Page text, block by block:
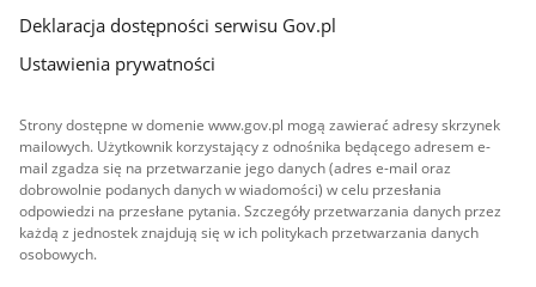
Deklaracja dostępności serwisu Gov.pl
Ustawienia prywatności
Strony dostępne w domenie www.gov.pl mogą zawierać adresy skrzynek
mailowych. Użytkownik korzystający z odnośnika będącego adresem e-
mail zgadza się na przetwarzanie jego danych (adres e-mail oraz
dobrowolnie podanych danych w wiadomości) w celu przesłania
odpowiedzi na przesłane pytania. Szczegóły przetwarzania danych przez
każdą z jednostek znajdują się w ich politykach przetwarzania danych
osobowych.